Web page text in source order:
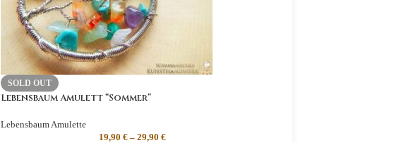
SOLD OUT
Lebensbaum Amulett “Sommer”
Lebensbaum Amulette
19,90 €– 29,90 €